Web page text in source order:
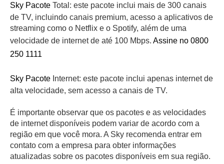
Sky Pacote Total: este pacote inclui mais de 300 canais
de TV, incluindo canais premium, acesso a aplicativos de
streaming como o Netflix e o Spotify, além de uma
velocidade de internet de até 100 Mbps. Assine no 0800
250 1111
Sky Pacote Internet: este pacote inclui apenas internet de
alta velocidade, sem acesso a canais de TV.
É importante observar que os pacotes e as velocidades
de internet disponíveis podem variar de acordo com a
região em que você mora. A Sky recomenda entrar em
contato com a empresa para obter informações
atualizadas sobre os pacotes disponíveis em sua região.